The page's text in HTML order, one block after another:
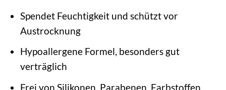
Spendet Feuchtigkeit und schützt vor
Austrocknung
Hypoallergene Formel, besonders gut
verträglich
Frei von Silikonen, Parabenen, Farbstoffen